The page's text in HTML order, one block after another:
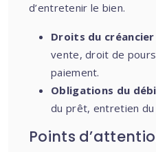
d’entretenir le bien.
Droits du créancier
vente, droit de
paiement.
Obligations du
du prêt, entretien du
Points